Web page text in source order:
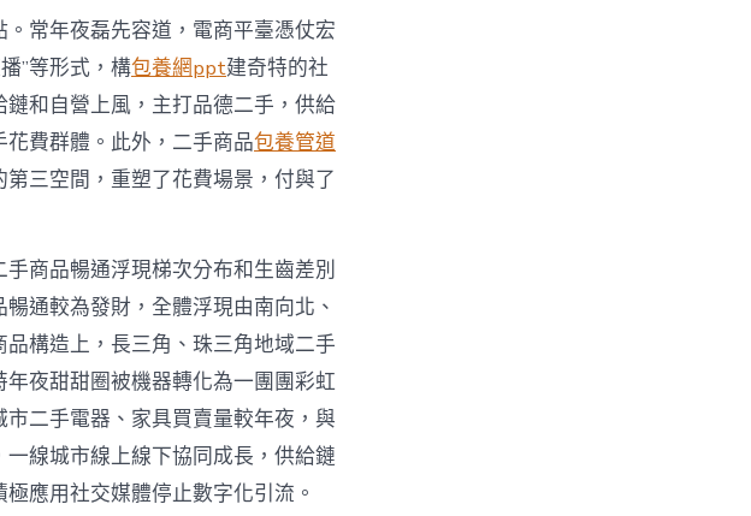
常年夜磊先容道，電商平臺憑仗宏
”等形式，構包養網ppt建奇特的社
鏈和自營上風，主打品德二手，供給
費群體。此外，二手商品包養管道
三空間，重塑了花費場景，付與了
商品暢通浮現梯次分布和生齒差別
通較為發財，全體浮現由南向北、
構造上，長三角、珠三角地域二手
夜甜甜圈被機器轉化為一團團彩虹
二手電器、家具買賣量較年夜，與
線城市線上線下協同成長，供給鏈
應用社交媒體停止數字化引流。